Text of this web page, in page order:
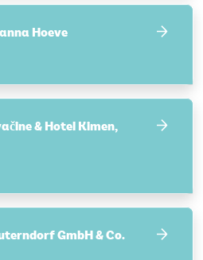
Hoeve
& Hotel Kimen,
GmbH & Co.